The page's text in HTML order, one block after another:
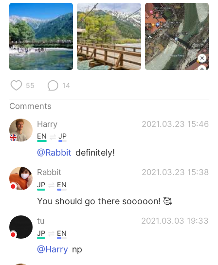
日本語 한국어
Русский ไทย
Indonesia Italiano
Português
55 14
Comments
Harry
2021.03.23 15:46
EN JP
@Rabbit definitely!
Rabbit 2021.03.23 15:38
JP EN
You should go there sooooon! 🥰
tu 2021.03.03 19:33
JP EN
@Harry np